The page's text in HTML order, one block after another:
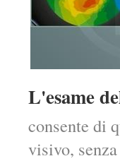
L'esame
consente di
visivo,